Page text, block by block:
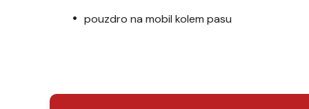
pouzdro na mobil kolem pasu